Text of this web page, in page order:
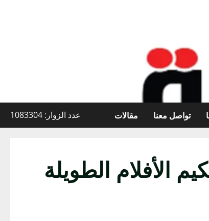
تواصل معنا مقالات عدد الزوار: 1083304
تحكيم الأفلام الطويلة